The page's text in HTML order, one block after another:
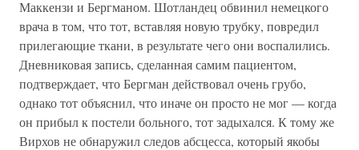
Маккензи и Бергманом. Шотландец обвинил немецкого
врача в том, что тот, вставляя новую трубку, повредил
прилегающие ткани, в результате чего они воспалились.
Дневниковая запись, сделанная самим пациентом,
подтверждает, что Бергман действовал очень грубо,
однако тот объяснил, что иначе он просто не мог — когда
он прибыл к постели больного, тот задыхался. К тому же
Вирхов не обнаружил следов абсцесса, который якобы